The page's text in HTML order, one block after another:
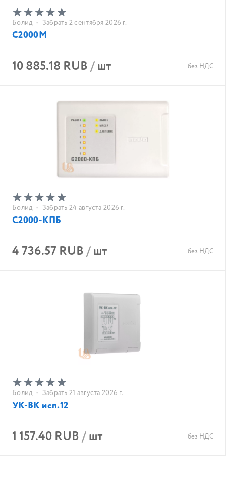
Болид • Забрать 2 сентября 2026 г.
С2000М
10 885.18 RUB/шт без НДС
Болид • Забрать 24 августа 2026 г.
С2000-КПБ
4 736.57 RUB/шт без НДС
Болид • Забрать 21 августа 2026 г.
УК-ВК исп.12
1 157.40 RUB/шт без НДС